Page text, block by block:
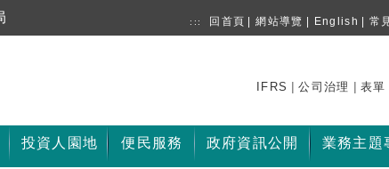
::: 回首頁 網站導覽 English 常
IFRS |公司治理 | 表單
投資人園地 便民服務 政府資訊公開 業務主題